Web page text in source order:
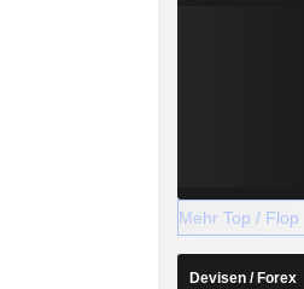
Mehr Top / Flop
Devisen / Forex